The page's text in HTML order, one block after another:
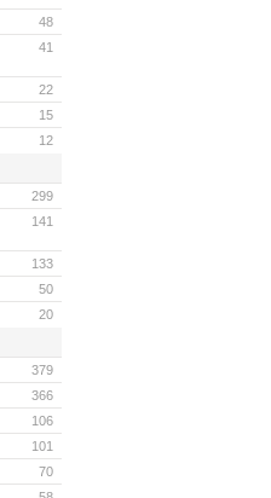
48
41
22
15
12
299
141
133
50
20
379
366
106
101
70